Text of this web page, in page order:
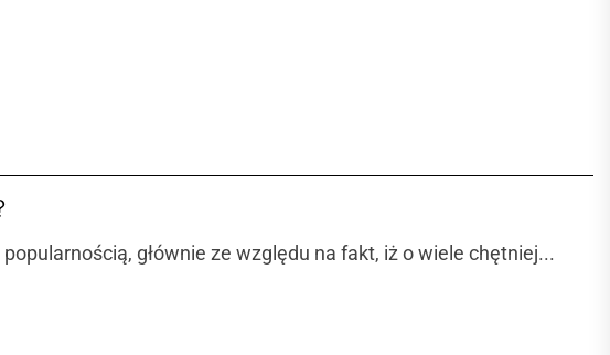
głównie ze względu na fakt, iż o wiele chętniej...